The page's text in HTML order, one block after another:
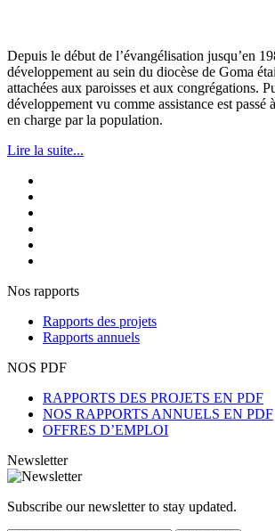
Depuis le début de l’évangélisation jusqu’en
développement au sein du diocèse de Goma
attachées aux paroisses et aux congrégations.
développement vu comme assistance est passé
en charge par la population.
Lire la suite...
Nos rapports
Rapports des projets
Rapports annuels
NOS PDF
RAPPORTS DES PROJETS EN PDF
NOS RAPPORTS ANNUELS EN PDF
OFFRES D’EMPLOI
Newsletter
Subscribe our newsletter to stay updated.